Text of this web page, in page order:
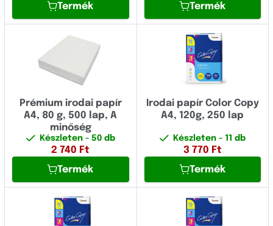
Termék
Termék
Prémium irodai papír
A4, 80 g, 500 lap, A
minőség
Készleten - 50 db
2 740 Ft
Termék
Irodai papír Color Copy
A4, 120g, 250 lap
Készleten - 11 db
3 770 Ft
Termék